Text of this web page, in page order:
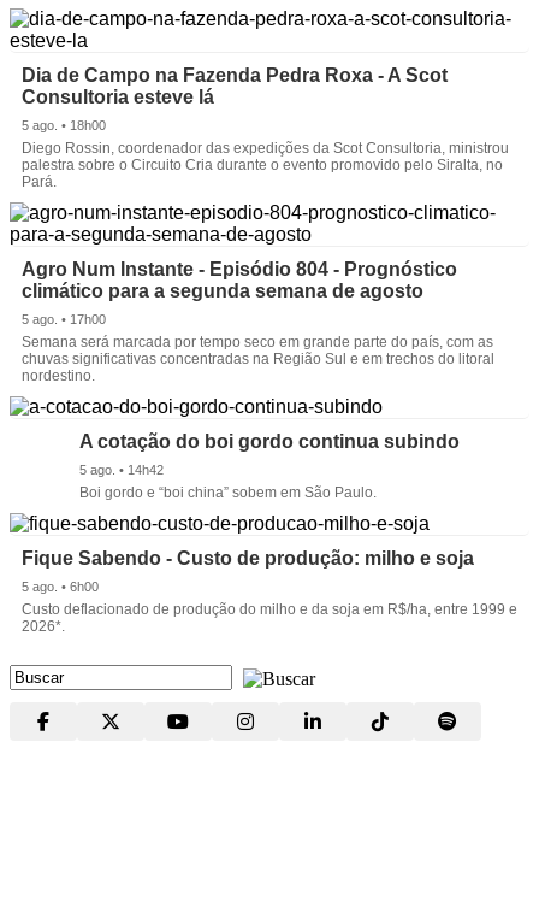
Dia de Campo na Fazenda Pedra Roxa - A Scot
Consultoria esteve lá
5 ago. • 18h00
Diego Rossin, coordenador das expedições da Scot Consultoria, ministrou
palestra sobre o Circuito Cria durante o evento promovido pelo Siralta, no
Pará.
Agro Num Instante - Episódio 804 - Prognóstico
climático para a segunda semana de agosto
5 ago. • 17h00
Semana será marcada por tempo seco em grande parte do país, com as
chuvas significativas concentradas na Região Sul e em trechos do litoral
nordestino.
A cotação do boi gordo continua subindo
5 ago. • 14h42
Boi gordo e “boi china” sobem em São Paulo.
Fique Sabendo - Custo de produção: milho e soja
5 ago. • 6h00
Custo deflacionado de produção do milho e da soja em R$/ha, entre 1999 e
2026*.